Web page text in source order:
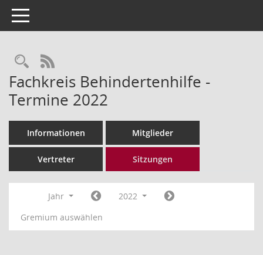
Toggle navigation
Rechercheauswahl
RSS-Feed
Fachkreis Behindertenhilfe -
Termine 2022
Informationen Mitglieder
Vertreter Sitzungen
Jahr
2022
Gremium auswählen